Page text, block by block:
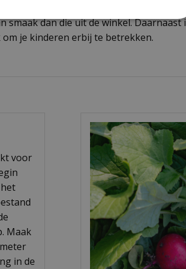
zaailint om het zaaien nog
dan die uit de winkel.
je kinderen erbij te betrekken.
voor
Maak
in de